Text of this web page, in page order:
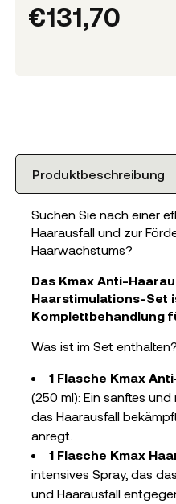
€131,70
Produktbeschreibung
Suchen Sie nach einer
Haarausfall und zur
Haarwachstums?
Das Kmax Anti-
Haarstimulations-Set
Komplettbehandlung
Was ist im Set enthalten?
1 Flasche Kmax
(250 ml): Ein sanftes
das Haarausfall
anregt.
1 Flasche Kmax
intensives Spray, das
und Haarausfall